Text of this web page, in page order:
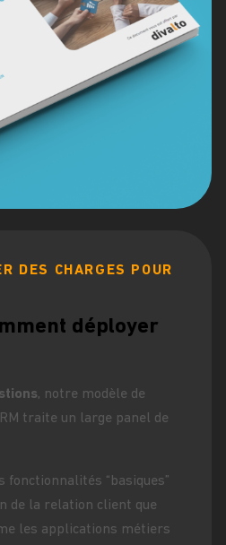
DES CHARGES POUR
déployer
, notre modèle de
traite un large panel de
fonctionnalités “basiques”
de la relation client que
les applications métiers